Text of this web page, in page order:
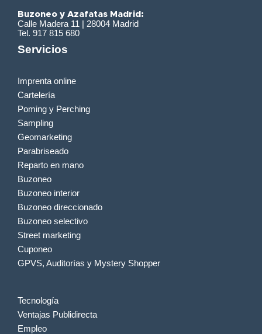
Buzoneo y Azafatas Madrid:
Calle Madera 11 | 28004 Madrid
Tel. 917 815 680
Servicios
Imprenta online
Cartelería
Poming y Perching
Sampling
Geomarketing
Parabriseado
Reparto en mano
Buzoneo
Buzoneo interior
Buzoneo direccionado
Buzoneo selectivo
Street marketing
Cuponeo
GPVS, Auditorías y Mystery Shopper
Tecnología
Ventajas Publidirecta
Empleo